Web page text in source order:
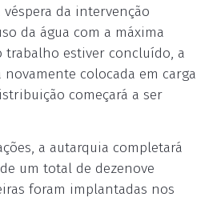
da intervenção
da água com a máxima
trabalho estiver concluído, a
colocada em carga
começará a ser
a autarquia completará
um total de dezenove
foram implantadas nos